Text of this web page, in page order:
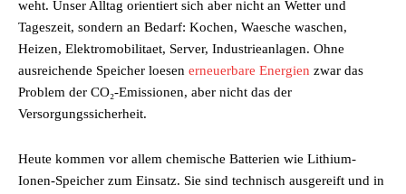
weht. Unser Alltag orientiert sich aber nicht an Wetter und
Tageszeit, sondern an Bedarf: Kochen, Waesche waschen,
Heizen, Elektromobilitaet, Server, Industrieanlagen. Ohne
ausreichende Speicher loesen erneuerbare Energien zwar das
Problem der CO₂-Emissionen, aber nicht das der
Versorgungssicherheit.
Heute kommen vor allem chemische Batterien wie Lithium-
Ionen-Speicher zum Einsatz. Sie sind technisch ausgereift und in